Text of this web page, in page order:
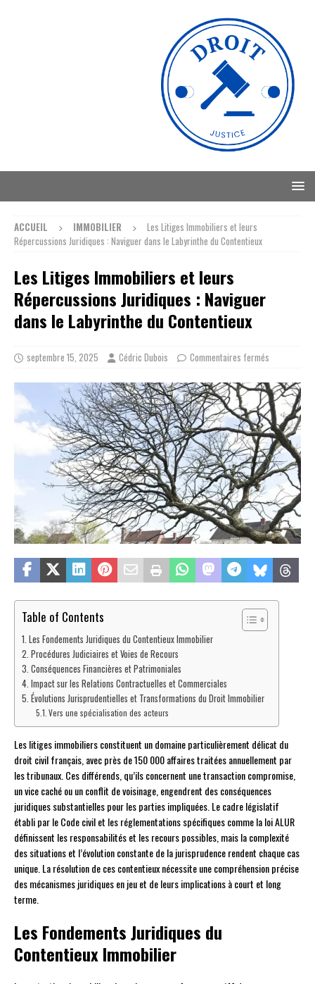
ACCUEIL IMMOBILIER
Les Litiges Immobiliers et leurs
Répercussions Juridiques : Naviguer dans le Labyrinthe du Contentieux
Les Litiges Immobiliers et leurs
Répercussions Juridiques : Naviguer
dans le Labyrinthe du Contentieux
septembre 15, 2025 Cédric Dubois Commentaires fermés
Table of Contents
Les Fondements Juridiques du Contentieux Immobilier
Procédures Judiciaires et Voies de Recours
Conséquences Financières et Patrimoniales
Impact sur les Relations Contractuelles et Commerciales
Évolutions Jurisprudentielles et Transformations du Droit Immobilier
Vers une spécialisation des acteurs
Les litiges immobiliers constituent un domaine particulièrement délicat du
droit civil français, avec près de 150 000 affaires traitées annuellement par
les tribunaux. Ces différends, qu’ils concernent une transaction compromise,
un vice caché ou un conflit de voisinage, engendrent des conséquences
juridiques substantielles pour les parties impliquées. Le cadre législatif
établi par le Code civil et les réglementations spécifiques comme la loi ALUR
définissent les responsabilités et les recours possibles, mais la complexité
des situations et l’évolution constante de la jurisprudence rendent chaque cas
unique. La résolution de ces contentieux nécessite une compréhension précise
des mécanismes juridiques en jeu et de leurs implications à court et long
terme.
Les Fondements Juridiques du
Contentieux Immobilier